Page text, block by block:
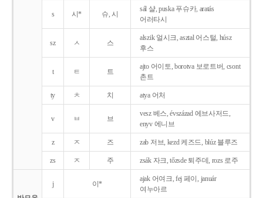
s 시* 슈, 시
sál 샬, puska 푸슈카, aratás
어러타시
sz ㅅ 스
alszik 얼시크, asztal 어스털, húsz
후스
t ㅌ 트
ajto 어이토, borotva 보로트버, csont
촌트
ty ㅊ 치 atya 어처
v ㅂ 브
vesz 베스, évszázad 에브사저드,
enyv 에니브
z ㅈ 즈 zab 저브, kezd 케즈드, blúz 블루즈
zs ㅈ 주 zsák 자크, tőzsde 퇴주데, rozs 로주
j 이*
ajak 어여크, fej 페이, január
여누아르